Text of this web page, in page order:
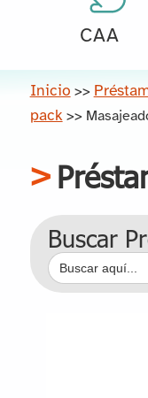
CAA
Inicio >>
pack >>
Buscar
Buscar: